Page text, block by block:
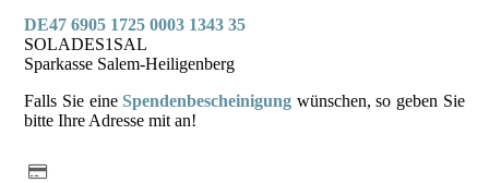
DE47 6905 1725 0003 1343 35
SOLADES1SAL
Sparkasse Salem-Heiligenberg
Falls Sie eine Spendenbescheinigung wünschen, so geben Sie
bitte Ihre Adresse mit an!